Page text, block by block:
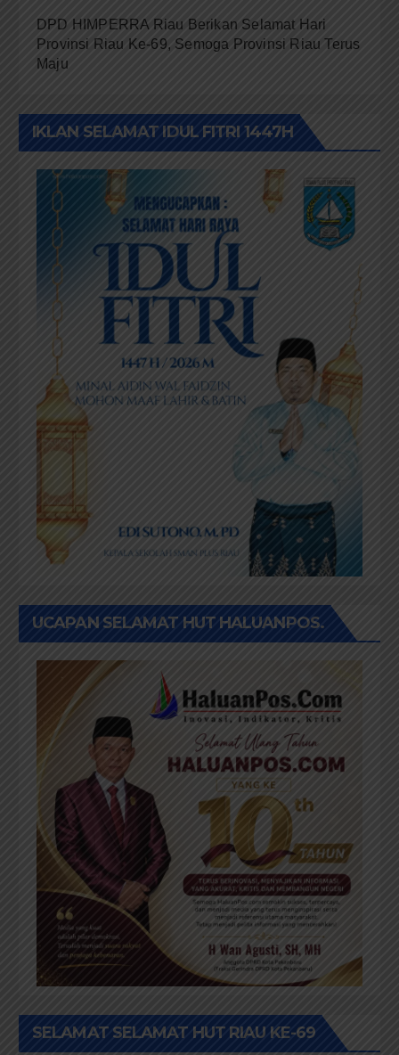
DPD HIMPERRA Riau Berikan Selamat Hari
Provinsi Riau Ke-69, Semoga Provinsi Riau Terus
Maju
IKLAN SELAMAT IDUL FITRI 1447H
UCAPAN SELAMAT HUT HALUANPOS.
SELAMAT SELAMAT HUT RIAU KE-69